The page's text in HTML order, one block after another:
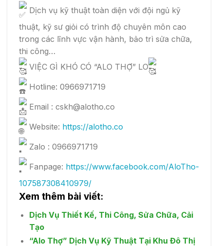
Dịch vụ kỹ thuật toàn diện với đội ngủ kỹ
thuật, kỹ sư giỏi có trình độ chuyên môn cao
trong các lĩnh vực vận hành, bảo trì sửa chữa,
thi công…
VIỆC GÌ KHÓ CÓ “ALO THỢ” LO
Hotline: 0966971719
Email : cskh@alotho.co
Website: https://alotho.co
Zalo : 0966971719
Fanpage: https://www.facebook.com/AloTho-
107587308410979/
Xem thêm bài viết:
Dịch Vụ Thiết Kế, Thi Công, Sửa Chữa, Cải
Tạo
“Alo Thợ” Dịch Vụ Kỹ Thuật Tại Khu Đô Thị